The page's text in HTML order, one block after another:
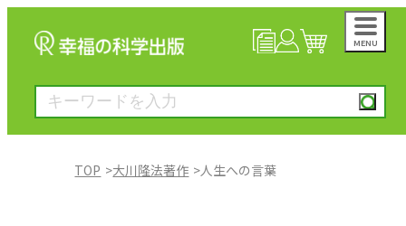
MENU
TOP 大川隆法著作 人生への言葉